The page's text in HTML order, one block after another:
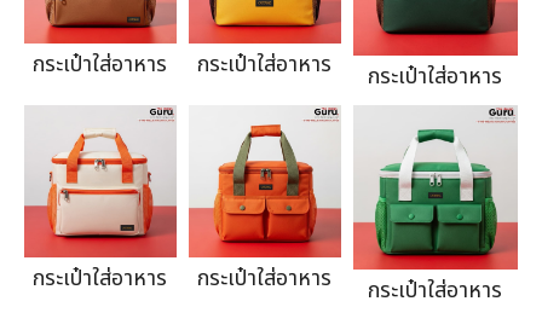
กระเป๋าใส่อาหาร กระเป๋าใส่อาหาร กระเป๋าใส่อาหาร
กระเป๋าใส่อาหาร กระเป๋าใส่อาหาร กระเป๋าใส่อาหาร